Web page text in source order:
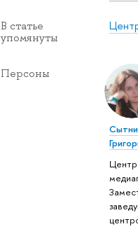
В статье
упомянуты
Персоны
Центр